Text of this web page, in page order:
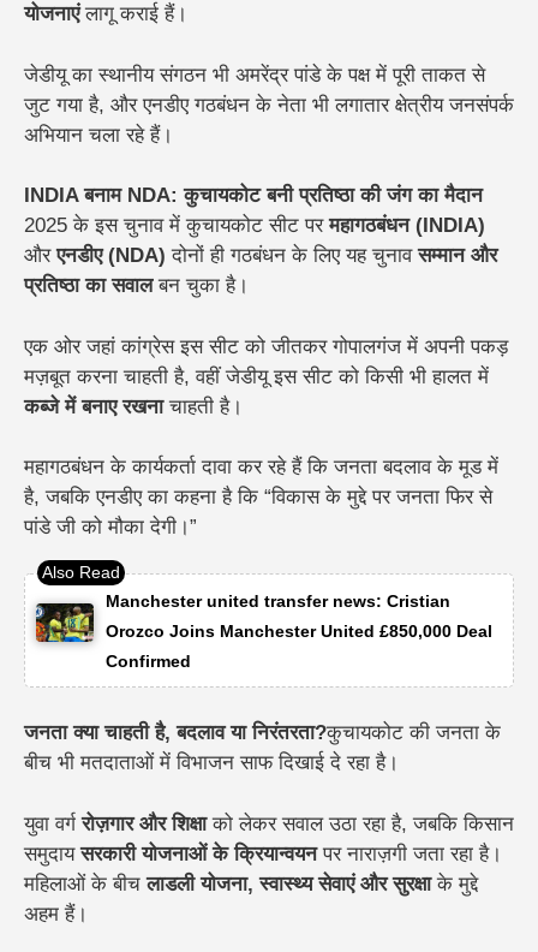
योजनाएंलागू कराई हैं।
जेडीयू का स्थानीय संगठन भी अमरेंद्र पांडे के पक्ष में पूरी ताकत से
जुट गया है, और एनडीए गठबंधन के नेता भी लगातार क्षेत्रीय जनसंपर्क
अभियान चला रहे हैं।
INDIA बनाम NDA: कुचायकोट बनी प्रतिष्ठा की जंग का मैदान
2025 के इस चुनाव में कुचायकोट सीट परमहागठबंधन (INDIA)
औरएनडीए (NDA) दोनों ही गठबंधन के लिए यह चुनावसम्मान और
प्रतिष्ठा का सवालबन चुका है।
एक ओर जहां कांग्रेस इस सीट को जीतकर गोपालगंज में अपनी पकड़
मज़बूत करना चाहती है, वहीं जेडीयू इस सीट को किसी भी हालत में
कब्जे में बनाए रखनाचाहती है।
महागठबंधन के कार्यकर्ता दावा कर रहे हैं कि जनता बदलाव के मूड में
है, जबकि एनडीए का कहना है कि “विकास के मुद्दे पर जनता फिर से
पांडे जी को मौका देगी।”
Manchester united transfer news: Cristian
Orozco Joins Manchester United £850,000 Deal
Confirmed
जनता क्या चाहती है, बदलाव या निरंतरता?कुचायकोट की जनता के
बीच भी मतदाताओं में विभाजन साफ दिखाई दे रहा है।
युवा वर्गरोज़गार और शिक्षाको लेकर सवाल उठा रहा है, जबकि किसान
समुदायसरकारी योजनाओं के क्रियान्वयनपर नाराज़गी जता रहा है।
महिलाओं के बीचलाडली योजना, स्वास्थ्य सेवाएं और सुरक्षाके मुद्दे
अहम हैं।